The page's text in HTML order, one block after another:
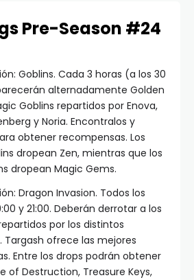
Pre-Season #24
Goblins. Cada 3 horas (a los 30
alternadamente Golden
Goblins repartidos por Enova,
y Noria. Encontralos y
obtener recompensas. Los
dropean Zen, mientras que los
dropean Magic Gems.
Dragon Invasion. Todos los
y 21:00. Deberán derrotar a los
por los distintos
ofrece las mejores
Entre los drops podrán obtener
of Destruction, Treasure Keys,